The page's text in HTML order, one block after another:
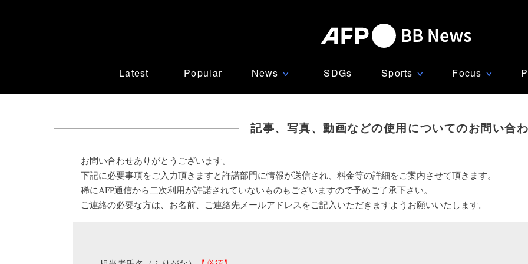
Latest Popular News ∨ SDGs Sports ∨ Focus ∨
記事、写真、動画などの使用についてのお問い合
お問い合わせありがとうございます。
下記に必要事項をご入力頂きますと許諾部門に情報が送信され、料金等の詳細をご案内させて頂きます。
稀にAFP通信から二次利用が許諾されていないものもございますので予めご了承下さい。
ご連絡の必要な方は、お名前、ご連絡先メールアドレスをご記入いただきますようお願いいたします。